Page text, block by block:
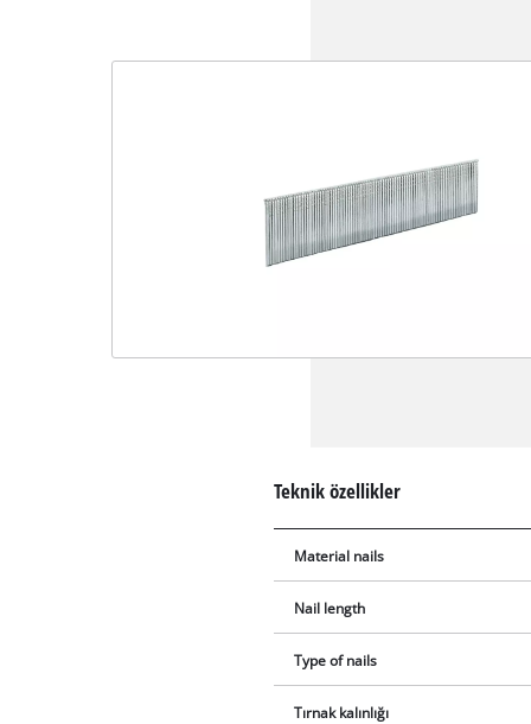
Teknik özellikler
Material nails
Nail length
Type of nails
Tırnak kalınlığı